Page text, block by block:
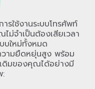
ใช้งานระบบโทรศัพท์
จำเป็นต้องเสียเวลา
บบใหม่ทั้งหมด
วามยืดหยุ่นสูง พร้อม
ดิมของคุณได้อย่างมี
: